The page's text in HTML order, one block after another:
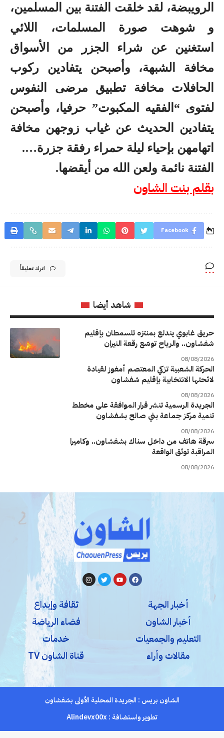
الرويبضة، لقد خلقت الفتنة بين المسلمين،
و شوهت صورة المسلمات، اللائي
استغنين عن شراء الجزر من الأسواق
مخافة الشبهة، وأصبحن يتفادين ركوب
الحافلات مخافة تطبيق مرضى النفوس
لفتوى “الفقيه المكبوت” حرفيا، وأصبحن
يتفادين الحديث عن غياب زوجهن مخافة
اتهامهن بإحياء ليلة حمراء رفقة جزرة….
الفتنة نائمة ولعن الله من أيقضها.
بقلم بنت الشاون
Facebook
اترك تعليقاً
شاهد أيضا
حريق غابوي يندلع بمنتزه تلسمطان بإقليم
شفشاون.. والرياح توسّع رقعة النيران
08/08/2026
الحركة الشعبية تزكي المعتصم أمغوز لقيادة
لائحتها الانتخابية بإقليم شفشاون
08/08/2026
الجريدة الرسمية تنشر قرار الموافقة على مخطط
تنمية مركز جماعة بني صالح بشفشاون
08/08/2026
سرقة هاتف من داخل سناك بشفشاون.. وكاميرا
المراقبة توثق الواقعة
08/08/2026
أخبار الجهة
أخبار الشاون
التعليم والجمعيات
مقالات وأراء
ثقافة وإبداع
فضاء الرياضة
خدمات
قناة الشاون TV
الشاون بريس : الجريدة المحلية الأولى بشفشاون
تطوير واستضافة : Alindevx00x